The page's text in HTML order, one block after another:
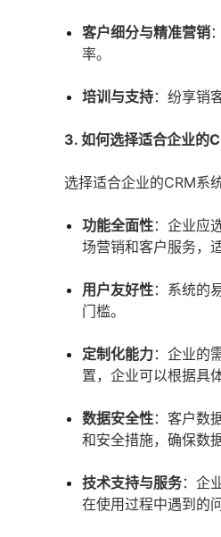
客户细分与精准营销
率。
培训与支持：纷享销
3. 如何选择适合企业的
选择适合企业的CRM系
功能全面性：企业应
场营销和客户服务，
用户友好性：系统的
门槛。
定制化能力：企业的
置，企业可以根据具
数据安全性：客户数
和安全措施，确保数
技术支持与服务：企
在使用过程中遇到的